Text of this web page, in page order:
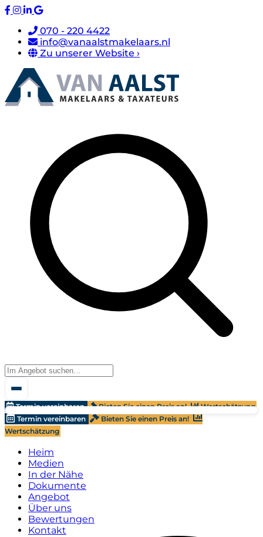
070 - 220 4422
info@vanaalstmakelaars.nl
Zu unserer Website ›
Termin vereinbaren Bieten Sie einen Preis an!
Wertschätzung
Termin vereinbaren
Bieten Sie einen Preis an!
Wertschätzung
Heim
Medien
In der Nähe
Dokumente
Angebot
Über uns
Bewertungen
Kontakt